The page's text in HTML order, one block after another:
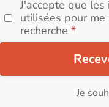
J'accepte que
utilisées pour
recherche
Je